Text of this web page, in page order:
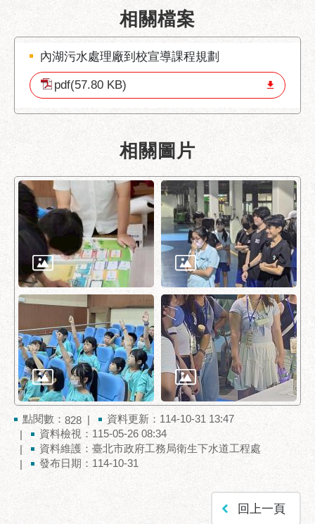
資
訊
發
心
勵
助
專
區
網
站
覽
回
首
頁
English
台
北
通
相關檔案
內湖污水處理廠到校宣導課程規劃
pdf(57.80 KB)
相關圖片
點閱數： 828
資料更新：114-10-31 13:47
資料檢視：115-05-26 08:34
資料維護：臺北市政府工務局衛生下水道工程處
發布日期：114-10-31
回上一頁